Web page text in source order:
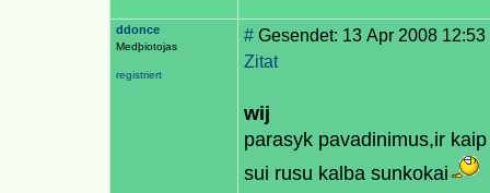
ddonce
Medþiotojas
registriert
# Gesendet: 13 Apr 2008 12:53
Zitat
wij
parasyk pavadinimus,ir
sui rusu kalba sunkokai